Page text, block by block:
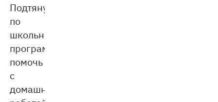
Подтянуть
по
школьной
программе,
помочь
с
домашней